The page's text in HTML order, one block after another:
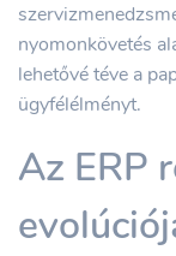
nyomonkövetés
lehetővé téve a
ügyfélélményt.
Az ERP